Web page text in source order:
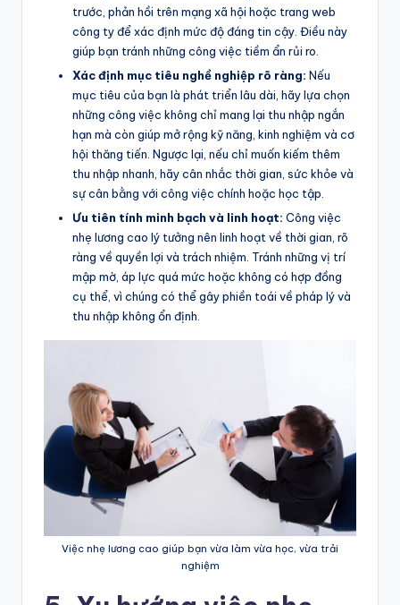
trước, phản hồi trên mạng xã hội hoặc trang web
công ty để xác định mức độ đáng tin cậy. Điều này
giúp bạn tránh những công việc tiềm ẩn rủi ro.
Xác định mục tiêu nghề nghiệp rõ ràng: Nếu
mục tiêu của bạn là phát triển lâu dài, hãy lựa chọn
những công việc không chỉ mang lại thu nhập ngắn
hạn mà còn giúp mở rộng kỹ năng, kinh nghiệm và cơ
hội thăng tiến. Ngược lại, nếu chỉ muốn kiếm thêm
thu nhập nhanh, hãy cân nhắc thời gian, sức khỏe và
sự cân bằng với công việc chính hoặc học tập.
Ưu tiên tính minh bạch và linh hoạt: Công việc
nhẹ lương cao lý tưởng nên linh hoạt về thời gian, rõ
ràng về quyền lợi và trách nhiệm. Tránh những vị trí
mập mờ, áp lực quá mức hoặc không có hợp đồng
cụ thể, vì chúng có thể gây phiền toái về pháp lý và
thu nhập không ổn định.
Việc nhẹ lương cao giúp bạn vừa làm vừa học, vừa trải
nghiệm